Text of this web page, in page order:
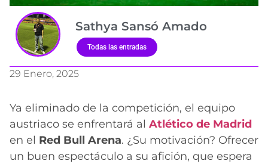
Sathya Sansó Amado
Todas las entradas
29 Enero, 2025
Ya eliminado de la competición, el equipo
austriaco se enfrentará al Atlético de Madrid
en el Red Bull Arena. ¿Su motivación? Ofrecer
un buen espectáculo a su afición, que espera